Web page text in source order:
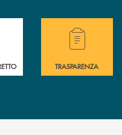
Banca.
di assistenza immediata?
Hai bisogno di
TRASPARENZA